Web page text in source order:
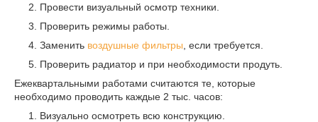
Провести визуальный осмотр техники.
Проверить режимы работы.
Заменить воздушные фильтры , если требуется.
Проверить радиатор и при необходимости продуть.
Ежеквартальными работами считаются те, которые
необходимо проводить каждые 2 тыс. часов:
Визуально осмотреть всю конструкцию.